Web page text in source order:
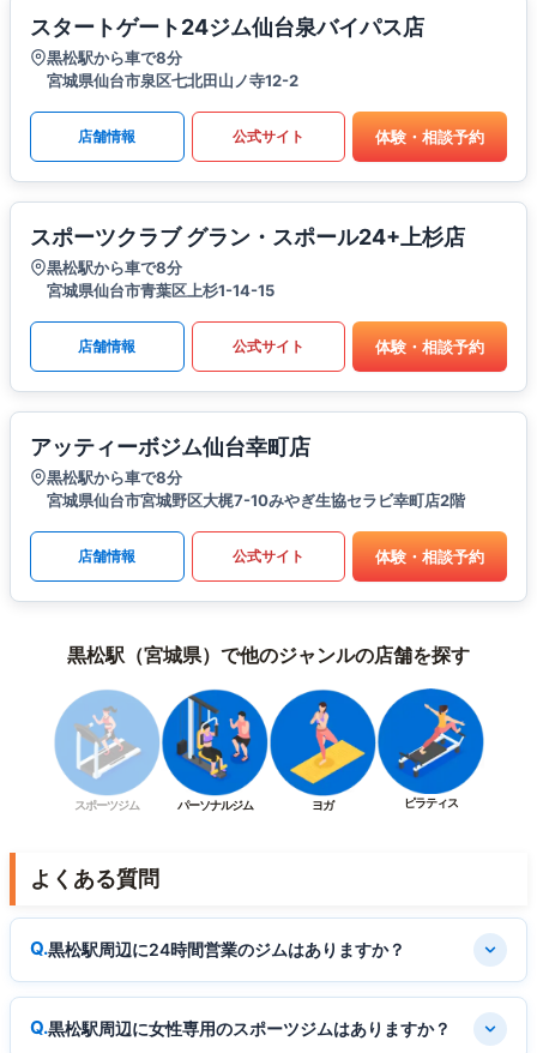
スタートゲート24ジム仙台泉バイパス店
黒松駅から車で8分
宮城県仙台市泉区七北田山ノ寺12-2
店舗情報 公式サイト 体験・相談予約
スポーツクラブ グラン・スポール24+上杉店
黒松駅から車で8分
宮城県仙台市青葉区上杉1-14-15
店舗情報 公式サイト 体験・相談予約
アッティーボジム仙台幸町店
黒松駅から車で8分
宮城県仙台市宮城野区大梶7-10みやぎ生協セラビ幸町店2階
店舗情報 公式サイト 体験・相談予約
黒松駅（宮城県）で他のジャンルの店舗を探す
スポーツジム パーソナルジム ヨガ ピラティス
よくある質問
黒松駅周辺に24時間営業のジムはありますか？
黒松駅周辺に女性専用のスポーツジムはありますか？